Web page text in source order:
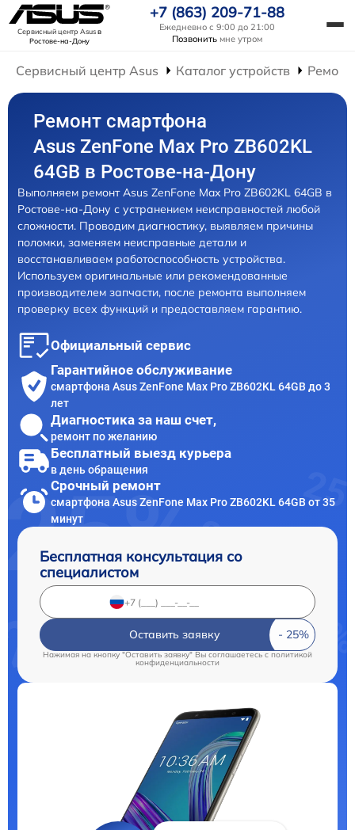
Сервисный центр Asusв
Ростове-на-Дону
+7 (863) 209-71-88
Ежедневно с 9:00 до 21:00
Позвонить мне утром
Сервисный центр Asus Каталог устройств
Ремонт смартфона
Asus ZenFone Max Pro ZB602KL
64GB в Ростове-на-Дону
Выполняем ремонт Asus ZenFone Max Pro ZB602KL 64GB в
Ростове-на-Дону с устранением неисправностей любой
сложности. Проводим диагностику, выявляем причины
поломки, заменяем неисправные детали и
восстанавливаем работоспособность устройства.
Используем оригинальные или рекомендованные
производителем запчасти, после ремонта выполняем
проверку всех функций и предоставляем гарантию.
Официальный сервис
Гарантийное обслуживание
смартфона Asus ZenFone Max Pro ZB602KL 64GB до 3
лет
Диагностика за наш счет,
ремонт по желанию
Бесплатный выезд курьера
в день обращения
Срочный ремонт
смартфона Asus ZenFone Max Pro ZB602KL 64GB от 35
минут
Бесплатная консультация со
специалистом
Оставить заявку
Нажимая на кнопку "Оставить заявку" Вы соглашаетесь c политикой
конфиденциальности